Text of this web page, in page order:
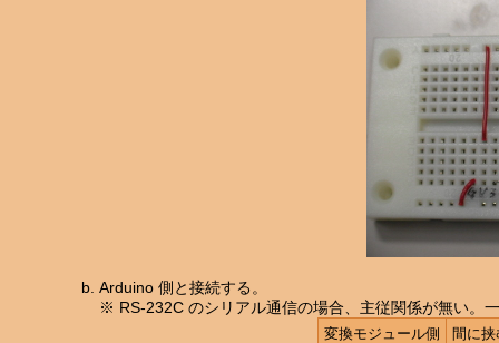
Arduino 側と接続する。
※ RS-232C のシリアル通信の場合、主従関係が無い。
変換モジュール側
間に